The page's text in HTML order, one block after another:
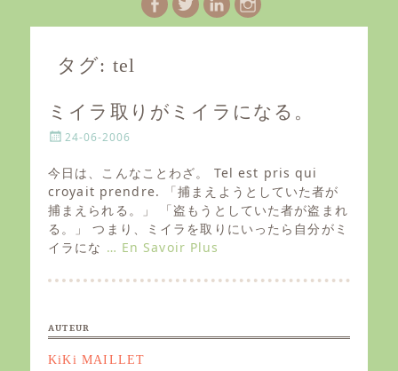
Facebook
TwitterLinkedIn
Instagram
タグ: tel
ミイラ取りがミイラになる。
P
s
e
d
o
n
24-06-2006
今日は、こんなことわざ。 Tel est pris qui
croyait prendre. 「捕まえようとしていた者が
捕まえられる。」 「盗もうとしていた者が盗まれ
る。」 つまり、ミイラを取りにいったら自分がミ
イラにな … En Savoir Plus
AUTEUR
KiKi MAILLET